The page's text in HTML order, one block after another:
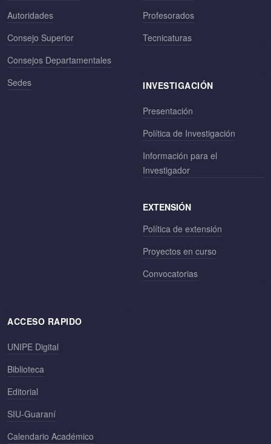
Autoridades
Consejo Superior
Consejos Departamentales
Sedes
Profesorados
Tecnicaturas
INVESTIGACIÓN
Presentación
Política de Investigación
Información para el
Investigador
EXTENSIÓN
Política de extensión
Proyectos en curso
Convocatorias
ACCESO RAPIDO
UNIPE Digital
Biblioteca
Editorial
SIU-Guaraní
Calendario Académico